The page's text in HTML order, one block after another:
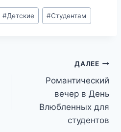
#Детские #Студентам
ДАЛЕЕ
Романтический
вечер в День
Влюбленных для
студентов